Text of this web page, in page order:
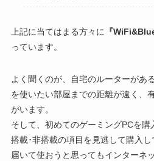
上記に当てはまる方々に 『
っています。
よく聞くのが、自宅のルーターがあ
を使いたい部屋までの距離が遠く、
がいます。
そして、初めてのゲーミングPCを
搭載･非搭載の項目を見逃して購入
届いて使おうと思ってもインターネ